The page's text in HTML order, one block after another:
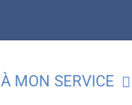
À MON SERVICE